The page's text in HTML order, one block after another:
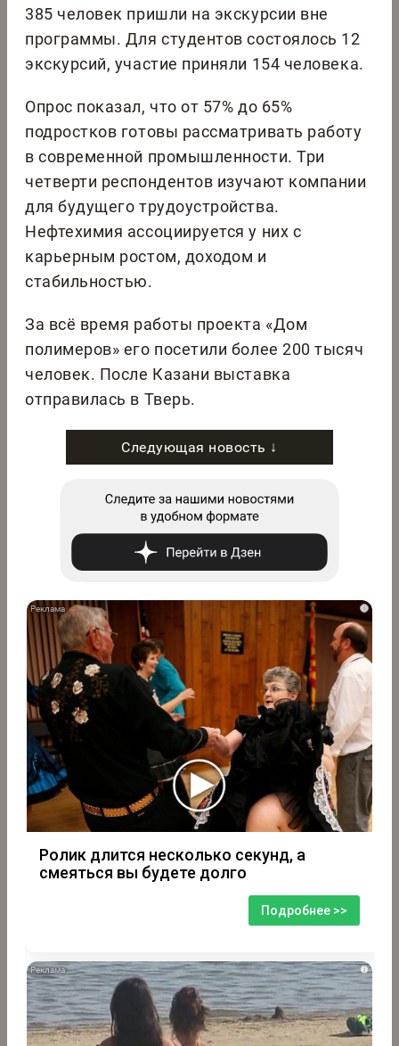
385 человек пришли на экскурсии вне
программы. Для студентов состоялось 12
экскурсий, участие приняли 154 человека.
Опрос показал, что от 57% до 65%
подростков готовы рассматривать работу
в современной промышленности. Три
четверти респондентов изучают компании
для будущего трудоустройства.
Нефтехимия ассоциируется у них с
карьерным ростом, доходом и
стабильностью.
За всё время работы проекта «Дом
полимеров» его посетили более 200 тысяч
человек. После Казани выставка
отправилась в Тверь.
Следующая новость ↓
i
Ролик длится несколько секунд, а
смеяться вы будете долго
Подробнее >>
i